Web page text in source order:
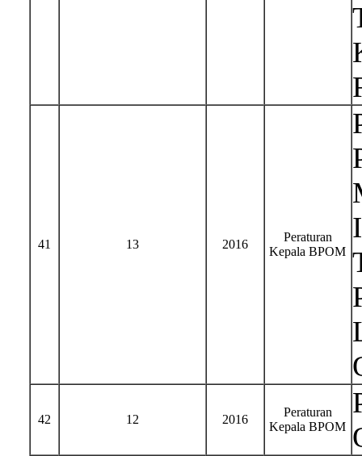
41 13 2016
Peraturan
Kepala BPOM
42 12 2016
Peraturan
Kepala BPOM